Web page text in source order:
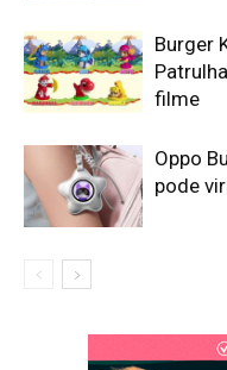
Burger
filme
Oppo
pode